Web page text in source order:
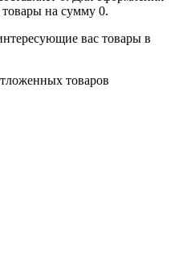
товары на сумму 0.
вас товары в
товаров